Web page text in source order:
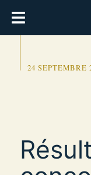
24 SEPTEMBRE